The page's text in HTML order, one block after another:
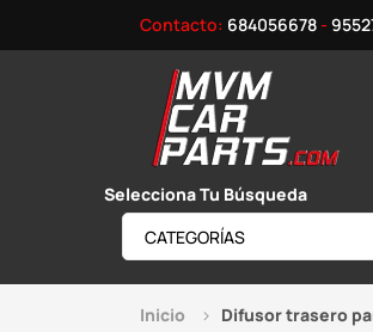
Contacto: 684056678-
Selecciona Tu Búsqueda
Inicio Difusor trasero